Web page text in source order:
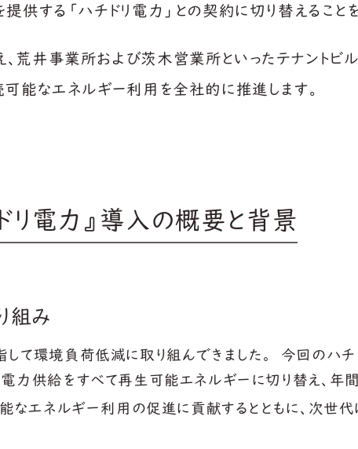
する「ハチドリ電力」との契約に切り替えることを
荒井事業所および茨木営業所といったテナントビ
可能なエネルギー利用を全社的に推進します。
リ電力』導入の概要と背景
組み
て環境負荷低減に取り組んできました。 今回のハチ
力供給をすべて再生可能エネルギーに切り替え、年
なエネルギー利用の促進に貢献するとともに、次世